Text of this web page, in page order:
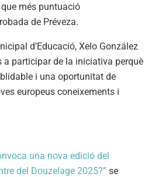
més puntuació
de Préveza.
d’Educació, Xelo González
a participar de la iniciativa perquè
i una oportunitat de
europeus coneixements i
una nova edició del
del Douzelage 2025?” se